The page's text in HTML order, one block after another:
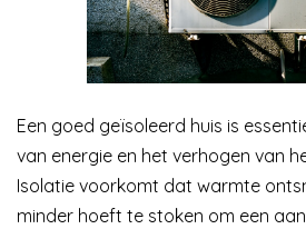
Een goed geïsoleerd huis is
van energie en het verhogen van
Isolatie voorkomt dat warmte
minder hoeft te stoken om een